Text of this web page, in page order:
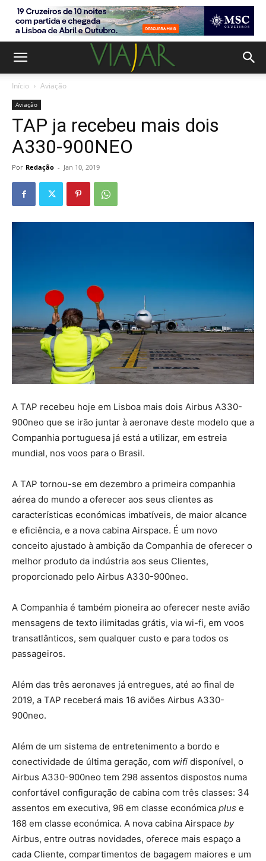
Início Aviação
Aviação
TAP ja recebeu mais dois
A330-900NEO
Por Redação - Jan 10, 2019
A TAP recebeu hoje em Lisboa mais dois Airbus A330-
900neo que se irão juntar à aeronave deste modelo que a
Companhia portuguesa já está a utilizar, em estreia
mundial, nos voos para o Brasil.
A TAP tornou-se em dezembro a primeira companhia
aérea do mundo a oferecer aos seus clientes as
características económicas imbatíveis, de maior alcance
e eficiência, e a nova cabina Airspace. É um novo
conceito ajustado à ambição da Companhia de oferecer o
melhor produto da indústria aos seus Clientes,
proporcionado pelo Airbus A330-900neo.
A Companhia é também pioneira ao oferecer neste avião
mensagens de texto ilimitadas grátis, via wi-fi, em voos
transatlânticos, sem qualquer custo e para todos os
passageiros.
Além das três aeronaves já entregues, até ao final de
2019, a TAP receberá mais 16 aviões Airbus A330-
900neo.
Além de um sistema de entretenimento a bordo e
conectividade de última geração, com wifi disponível, o
Airbus A330-900neo tem 298 assentos dispostos numa
confortável configuração de cabina com três classes: 34
assentos em executiva, 96 em classe económica plus e
168 em classe económica. A nova cabina Airspace by
Airbus, entre outras novidades, oferece mais espaço a
cada Cliente, compartimentos de bagagem maiores e um